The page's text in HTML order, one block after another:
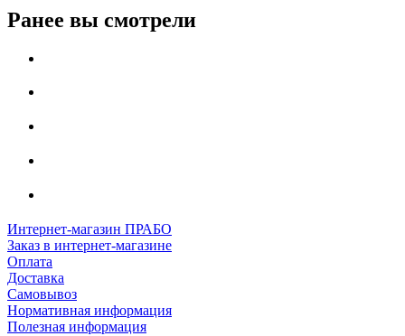
Ранее вы смотрели
Интернет-магазин ПРАБО
Заказ в интернет-магазине
Оплата
Доставка
Самовывоз
Нормативная информация
Полезная информация